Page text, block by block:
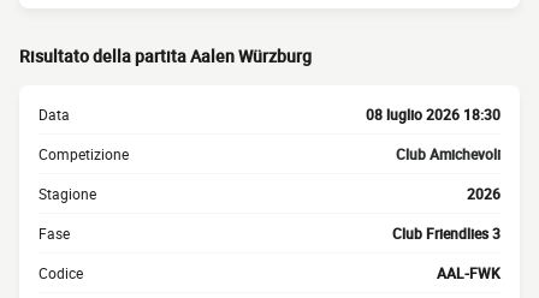
Risultato della partita Aalen Würzburg
Data 08 luglio 2026 18:30
Competizione Club Amichevoli
Stagione 2026
Fase Club Friendlies 3
Codice AAL-FWK